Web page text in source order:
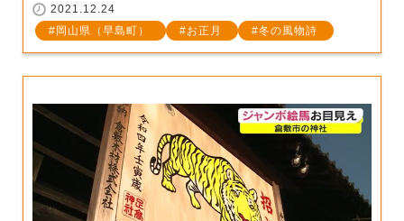
2021.12.24
岡山県（早島町）
お正月 冬の風物詩